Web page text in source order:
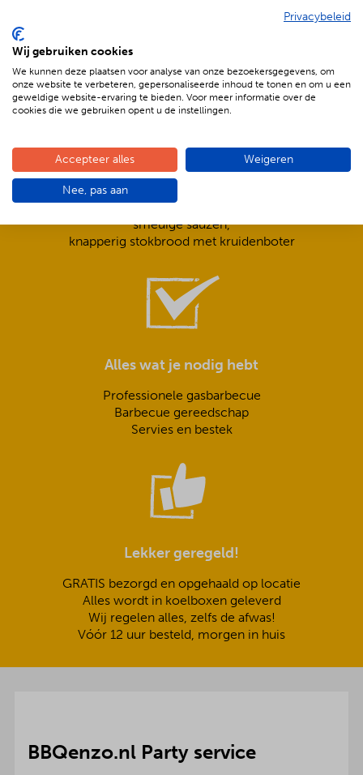
De voordelen van BBQenzo.nl
Compleet is ook écht compleet!
Frisse salades,
smeuïge sauzen,
knapperig stokbrood met kruidenboter
Alles wat je nodig hebt
Professionele gasbarbecue
Barbecue gereedschap
Servies en bestek
Lekker geregeld!
GRATIS bezorgd en opgehaald op locatie
Alles wordt in koelboxen geleverd
Wij regelen alles, zelfs de afwas!
Vóór 12 uur besteld, morgen in huis
BBQenzo.nl Party service
Privacybeleid
Wij gebruiken cookies
We kunnen deze plaatsen voor analyse van onze bezoekersgegevens, om
onze website te verbeteren, gepersonaliseerde inhoud te tonen en om u een
geweldige website-ervaring te bieden. Voor meer informatie over de
cookies die we gebruiken opent u de instellingen.
Accepteer alles Weigeren
Nee, pas aan